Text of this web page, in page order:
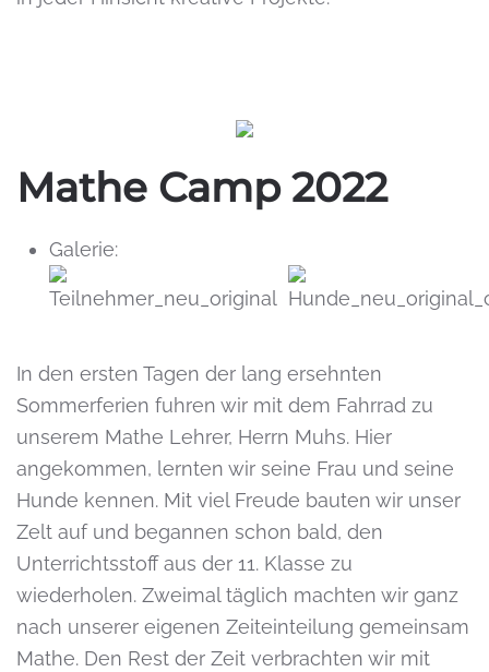
Mathe Camp 2022
Galerie:
In den ersten Tagen der lang ersehnten
Sommerferien fuhren wir mit dem Fahrrad zu
unserem Mathe Lehrer, Herrn Muhs. Hier
angekommen, lernten wir seine Frau und seine
Hunde kennen. Mit viel Freude bauten wir unser
Zelt auf und begannen schon bald, den
Unterrichtsstoff aus der 11. Klasse zu
wiederholen. Zweimal täglich machten wir ganz
nach unserer eigenen Zeiteinteilung gemeinsam
Mathe. Den Rest der Zeit verbrachten wir mit